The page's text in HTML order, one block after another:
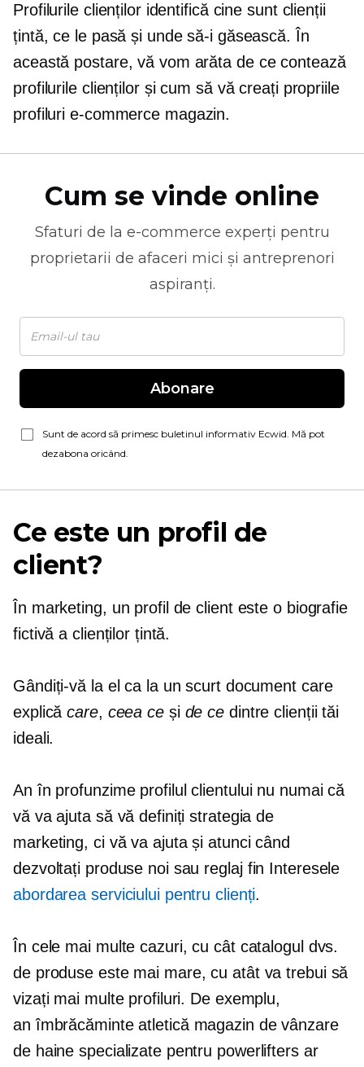
Profilurile clienților identifică cine sunt clienții
țintă, ce le pasă și unde să-i găsească. În
această postare, vă vom arăta de ce contează
profilurile clienților și cum să vă creați propriile
profilurie-commerce magazin.
Cum se vinde online
Sfaturi de la e-commerce experți pentru
proprietarii de afaceri mici și antreprenori
aspiranți.
Abonare
Sunt de acord să primesc buletinul informativ Ecwid. Mă pot
dezabona oricând.
Ce este un profil de
client?
În marketing, un profil de client este o biografie
fictivă a clienților țintă.
Gândiți-vă la el ca la un scurt document care
explicăcare, ceea ceși de ce dintre clienții tăi
ideali.
Anîn profunzimeprofilul clientului nu numai că
vă va ajuta să vă definiți strategia de
marketing, ci vă va ajuta și atunci când
dezvoltați produse noi sau reglaj fin Interesele
abordarea serviciului pentru clienți.
În cele mai multe cazuri, cu cât catalogul dvs.
de produse este mai mare, cu atât va trebui să
vizați mai multe profiluri. De exemplu,
anîmbrăcăminte atleticămagazin de vânzare
de haine specializate pentru powerlifters ar